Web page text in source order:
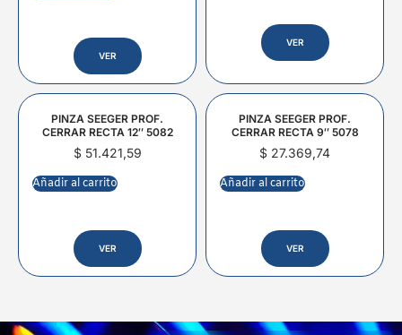
VER
VER
PINZA SEEGER PROF.
CERRAR RECTA 12″ 5082
$51.421,59
Añadir al carrito
VER
PINZA SEEGER PROF.
CERRAR RECTA 9″ 5078
$ 27.369,74
Añadir al carrito
VER